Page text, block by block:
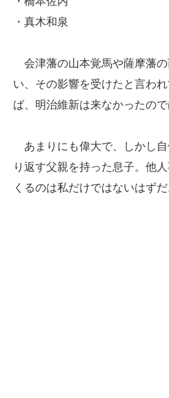
・真木和泉
会津藩の山本覚馬や薩摩藩
い、その影響を受けたと言わ
ば、明治維新は来なかったの
あまりにも偉大で、しかし
り返す父親を持った息子。他
くるのは私だけではないはずだ